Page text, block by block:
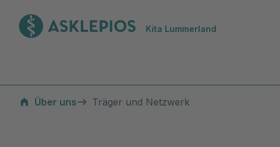
Kita Lummerland
Über uns
Träger und Netzwerk